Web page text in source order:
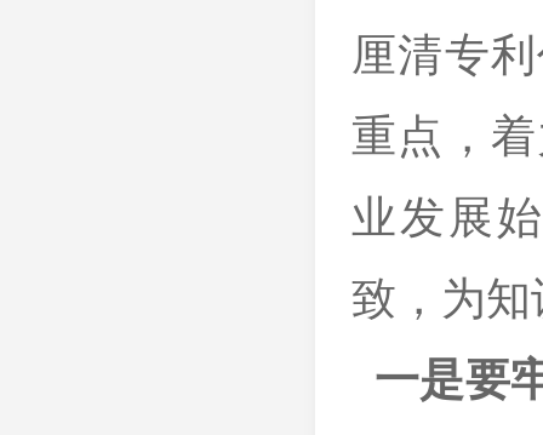
厘清专
重点，
业发展
致，为
一是要